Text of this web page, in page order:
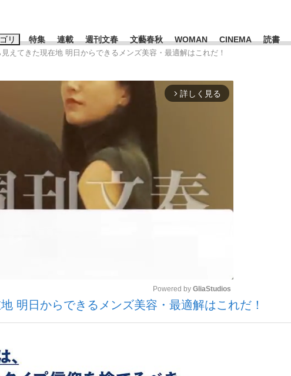
リ
選手が証言した“NPB聞... 「クマが悪者扱いされているのが
特集
いまさら聞けない資
連載 週刊文春 文藝春秋 WOMAN CINEMA 読書
ワードタグ一覧
#高市早苗 #森岡毅
えてきた現在地 明日からできるメンズ美容・最適解はこれだ！
arrow_forward_ios 詳しく見る
Mute
Powered by GliaStudios
明日からできるメンズ美容・最適解はこれだ！